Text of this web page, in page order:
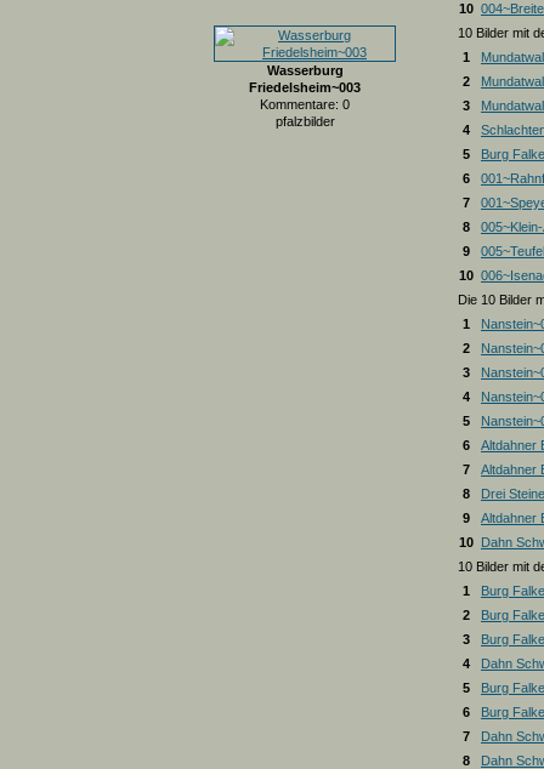
Wasserburg
Friedelsheim~003
Kommentare: 0
pfalzbilder
10
10 Bilder mit
1
2
3
4
5
Burg
6
7
8
9
10
Die 10 Bilder
1
2
3
4
5
6
Altdahner
7
Altdahner
8
Drei
9
Altdahner
10
Dahn
10 Bilder mit
1
Burg
2
Burg
3
Burg
4
Dahn
5
Burg
6
Burg
7
Dahn
8
Dahn